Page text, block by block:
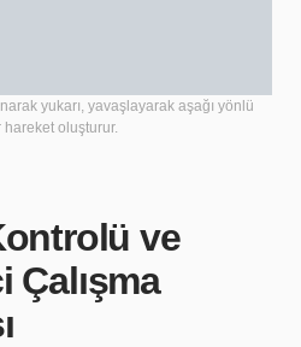
yukarı, yavaşlayarak aşağı yönlü
hareket oluşturur.
ve
Çalışma